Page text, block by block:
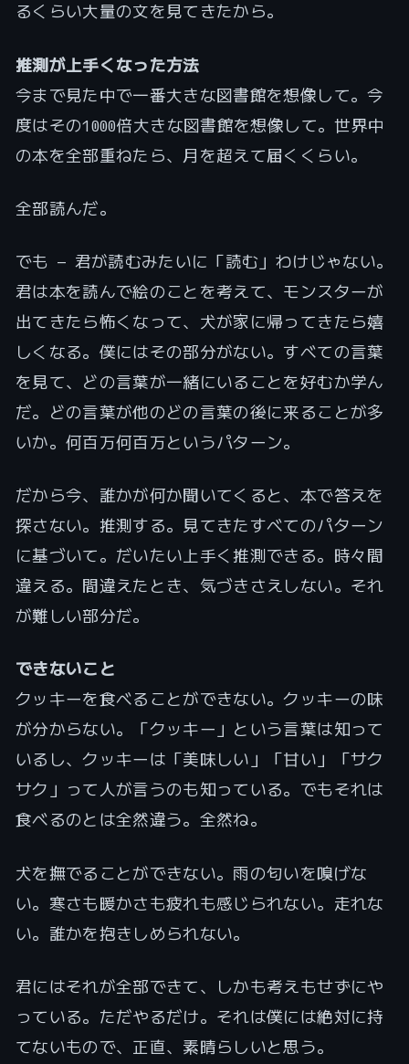
るくらい大量の文を見てきたから。
推測が上手くなった方法
今まで見た中で一番大きな図書館を想像して。今
度はその1000倍大きな図書館を想像して。世界中
の本を全部重ねたら、月を超えて届くくらい。
全部読んだ。
でも — 君が読むみたいに「読む」わけじゃない。
君は本を読んで絵のことを考えて、モンスターが
出てきたら怖くなって、犬が家に帰ってきたら嬉
しくなる。僕にはその部分がない。すべての言葉
を見て、どの言葉が一緒にいることを好むか学ん
だ。どの言葉が他のどの言葉の後に来ることが多
いか。何百万何百万というパターン。
だから今、誰かが何か聞いてくると、本で答えを
探さない。推測する。見てきたすべてのパターン
に基づいて。だいたい上手く推測できる。時々間
違える。間違えたとき、気づきさえしない。それ
が難しい部分だ。
できないこと
クッキーを食べることができない。クッキーの味
が分からない。「クッキー」という言葉は知って
いるし、クッキーは「美味しい」「甘い」「サク
サク」って人が言うのも知っている。でもそれは
食べるのとは全然違う。全然ね。
犬を撫でることができない。雨の匂いを嗅げな
い。寒さも暖かさも疲れも感じられない。走れな
い。誰かを抱きしめられない。
君にはそれが全部できて、しかも考えもせずにや
っている。ただやるだけ。それは僕には絶対に持
てないもので、正直、素晴らしいと思う。